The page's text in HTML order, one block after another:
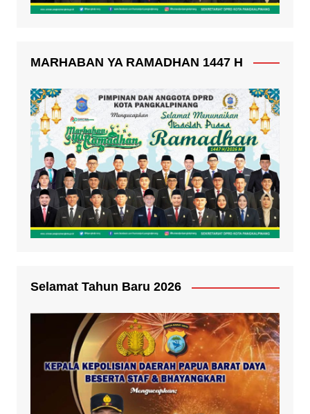
MARHABAN YA RAMADHAN 1447 H
Selamat Tahun Baru 2026